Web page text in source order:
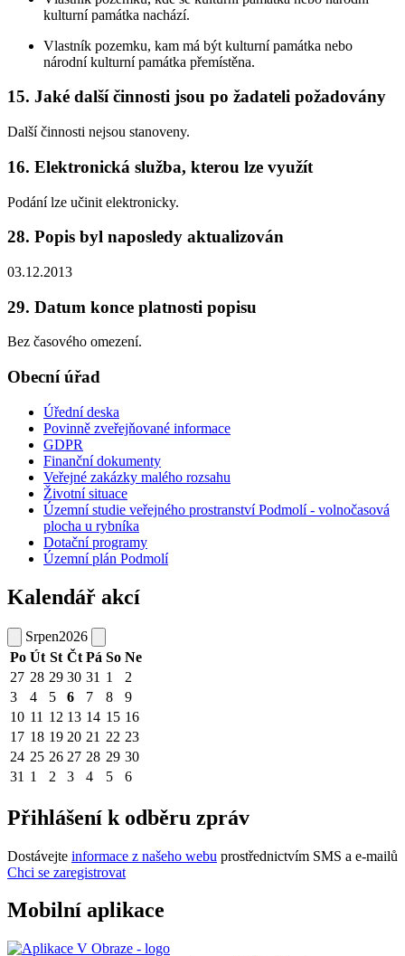
kulturní památka nachází.
Vlastník pozemku, kam má být kulturní památka nebo
národní kulturní památka přemístěna.
15. Jaké další činnosti jsou po žadateli požadovány
Další činnosti nejsou stanoveny.
16. Elektronická služba, kterou lze využít
Podání lze učinit elektronicky.
28. Popis byl naposledy aktualizován
03.12.2013
29. Datum konce platnosti popisu
Bez časového omezení.
Obecní úřad
Úřední deska
Povinně zveřejňované informace
GDPR
Finanční dokumenty
Veřejné zakázky malého rozsahu
Životní situace
Územní studie veřejného prostranství Podmolí - volnočasová
plocha u rybníka
Dotační programy
Územní plán Podmolí
Kalendář akcí
Srpen2026
Po Út St Čt Pá So Ne
27 28 29 30 31 1
2
3
4 5 6 7 8
9
10 11 12 13 14 15 16
17 18 19 20 21 22 23
24 25 26 27 28 29 30
31 1 2 3 4 5 6
Přihlášení k odběru zpráv
Dostávejte informace z našeho webu prostřednictvím SMS a e-mailů
Chci se zaregistrovat
Mobilní aplikace